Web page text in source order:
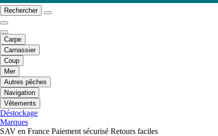
Rechercher
Carpe
Carnassier
Coup
Mer
Autres pêches
Navigation
Vêtements
Déstockage
Marques
SAV en France Paiement sécurisé Retours faciles